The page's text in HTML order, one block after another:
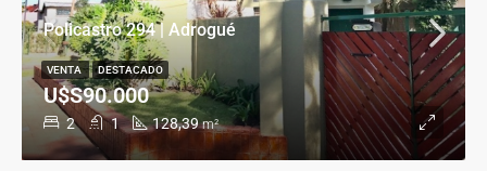
Policastro 294 | Adrogué
2 1 128,39 m²
U$S90.000
VENTA DESTACADO